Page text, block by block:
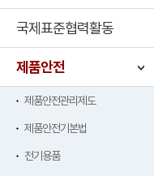
국제표준협력활동
제품안전
제품안전관리제도
제품안전기본법
전기용품